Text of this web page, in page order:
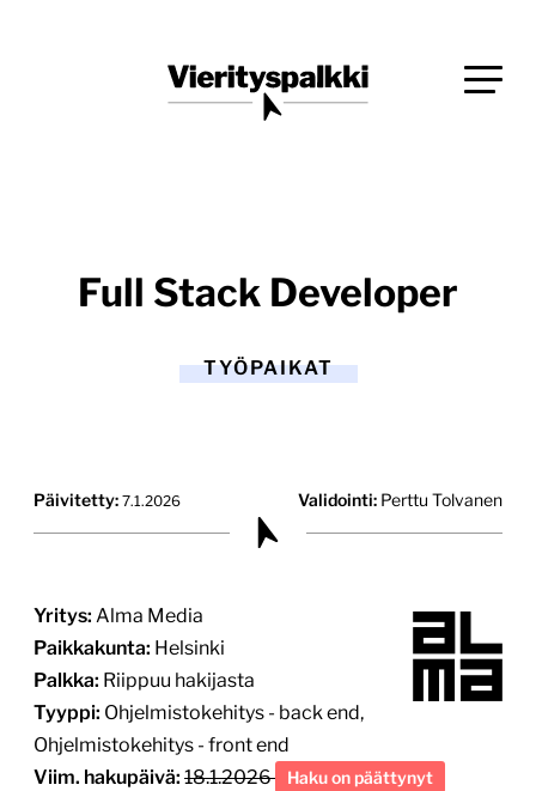
Vierityspalkki.fi
Full Stack Developer
TYÖPAIKAT
Päivitetty: 7.1.2026 Validointi: Perttu Tolvanen
Yritys: Alma Media
Paikkakunta: Helsinki
Palkka: Riippuu hakijasta
Tyyppi: Ohjelmistokehitys - back end,
Ohjelmistokehitys - front end
Viim. hakupäivä: 18.1.2026 Haku on päättynyt